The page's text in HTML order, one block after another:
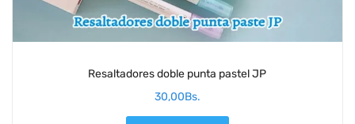
Resaltadores doble punta pastel JP
30,00Bs.